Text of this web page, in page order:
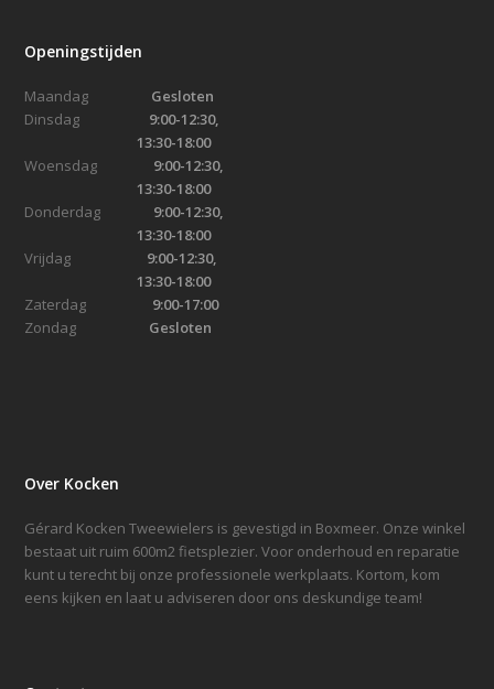
Openingstijden
Maandag Gesloten
Dinsdag 9:00-12:30,
13:30-18:00
Woensdag
9:00-12:30,
13:30-18:00
Donderdag 9:00-12:30,
13:30-18:00
Vrijdag 9:00-12:30,
13:30-18:00
Zaterdag 9:00-17:00
Zondag Gesloten
Over Kocken
Gérard Kocken Tweewielers is gevestigd in Boxmeer. Onze winkel
bestaat uit ruim 600m2 fietsplezier. Voor onderhoud en reparatie
kunt u terecht bij onze professionele werkplaats. Kortom, kom
eens kijken en laat u adviseren door ons deskundige team!